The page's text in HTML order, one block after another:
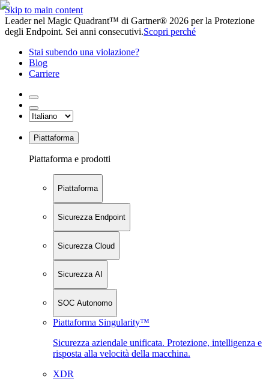
Skip to main content
Leader nel Magic Quadrant™ di Gartner® 2026 per la Protezione
degli Endpoint. Sei anni consecutivi.Scopri perché
Stai subendo una violazione?
Blog
Carriere
Piattaforma
Piattaforma e prodotti
Piattaforma
Sicurezza Endpoint
Sicurezza Cloud
Sicurezza AI
SOC Autonomo
Piattaforma Singularity™
Sicurezza aziendale unificata. Protezione, intelligenza e
risposta alla velocità della macchina.
XDR